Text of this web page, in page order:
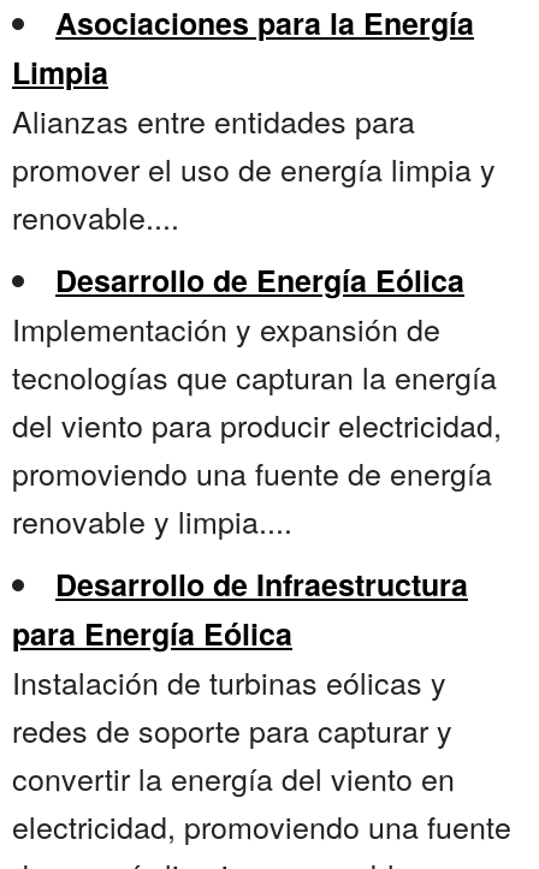
Asociaciones para la Energía
Limpia
Alianzas entre entidades para
promover el uso de energía limpia y
renovable....
Desarrollo de Energía Eólica
Implementación y expansión de
tecnologías que capturan la energía
del viento para producir electricidad,
promoviendo una fuente de energía
renovable y limpia....
Desarrollo de Infraestructura
para Energía Eólica
Instalación de turbinas eólicas y
redes de soporte para capturar y
convertir la energía del viento en
electricidad, promoviendo una fuente